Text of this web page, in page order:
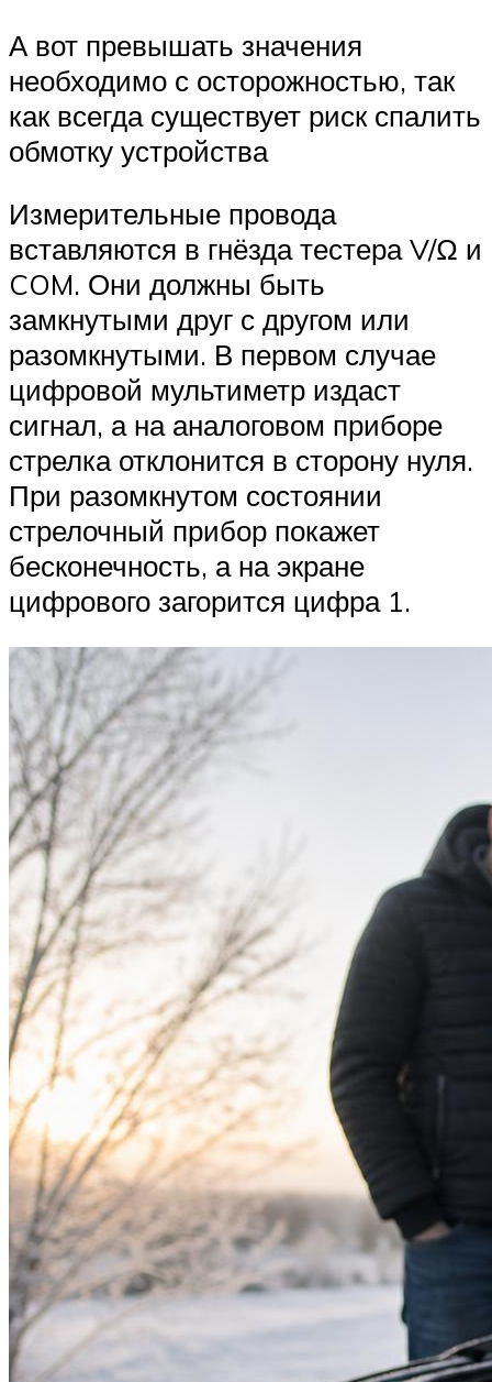
А вот превышать значения
необходимо с осторожностью, так
как всегда существует риск спалить
обмотку устройства
Измерительные провода
вставляются в гнёзда тестера V/Ω и
COM. Они должны быть
замкнутыми друг с другом или
разомкнутыми. В первом случае
цифровой мультиметр издаст
сигнал, а на аналоговом приборе
стрелка отклонится в сторону нуля.
При разомкнутом состоянии
стрелочный прибор покажет
бесконечность, а на экране
цифрового загорится цифра 1.